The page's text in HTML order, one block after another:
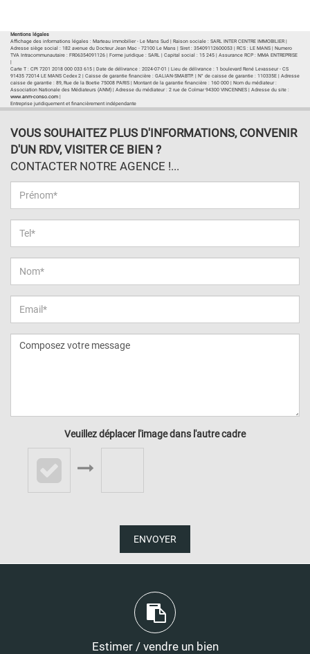
Mentions légales
Affichage des informations légales : Marteau immobilier - Le Mans Sud | Raison sociale : SARL INTER CENTRE IMMOBILIER |
Adresse siège social : 182 avenue du Docteur Jean Mac - 72100 Le Mans | Siret : 35409112600053 | RCS : LE MANS | Numero
TVA Intracommunautaire : FR06354091126 | Forme juridique : SARL | Capital social : 15 245 | Assurance RCP : MMA ENTREPRISE
Carte T : CPI 7201 2018 000 033 615 | Date de délivrance : 2024-07-01 | Lieu de délivrance : 1 boulevard René Levasseur - CS
91435 72014 LE MANS Cedex 2 | Caisse de garantie financière : GALIAN-SMABTP. | N° de caisse de garantie : 110335E | Adresse
caisse de garantie : 89, Rue de la Boetie 75008 PARIS | Montant de la garantie financière : 160 000 | Nom du médiateur :
Association Nationale des Médiateurs (ANM) | Adresse du médiateur : 2 rue de Colmar 94300 VINCENNES | Adresse du site :
www.anm-conso.com
Entreprise juridiquement et financièrement indépendante
VOUS SOUHAITEZ PLUS D'INFORMATIONS, CONVENIR
D'UN RDV, VISITER CE BIEN ?
CONTACTER NOTRE AGENCE !...
Veuillez déplacer l'image dans l'autre cadre
ENVOYER
Estimer / vendre un bien